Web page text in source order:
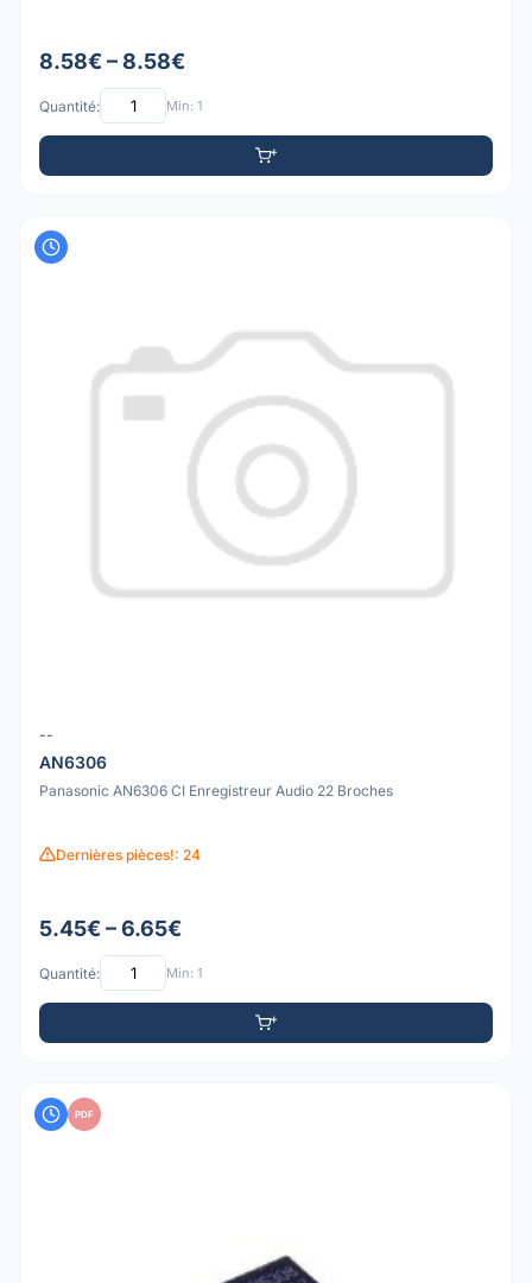
8.58€ – 8.58€
Quantité: Min: 1
--
AN6306
Panasonic AN6306 CI Enregistreur Audio 22 Broches
Dernières pièces!: 24
5.45€ – 6.65€
Quantité: Min: 1
PDF